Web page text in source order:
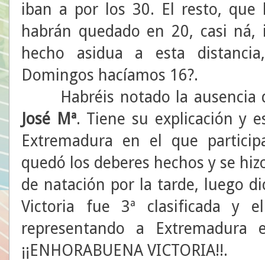
iban a por los 30. El resto, que
habrán quedado en 20, casi
hecho asidua a esta
Domingos hacíamos 16?.
Habréis notado la ausencia
José Mª. Tiene su explicación y
Extremadura en el que
quedó los deberes hechos y se
de natación por la tarde, luego
Victoria fue 3ª clasificada y
representando a Extremadura
¡¡ENHORABUENA VICTORIA!!.